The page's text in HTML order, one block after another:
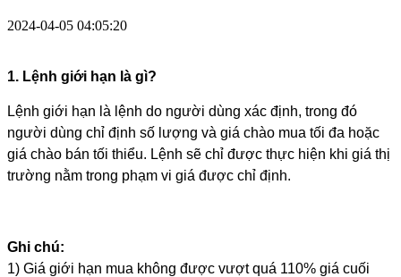
2024-04-05 04:05:20
1. Lệnh giới hạn là gì?
Lệnh giới hạn là lệnh do người dùng xác định, trong đó
người dùng chỉ định số lượng và giá chào mua tối đa hoặc
giá chào bán tối thiểu. Lệnh sẽ chỉ được thực hiện khi giá thị
trường nằm trong phạm vi giá được chỉ định.
Ghi chú:
1) Giá giới hạn mua không được vượt quá 110% giá cuối